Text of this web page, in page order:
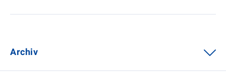
Archiv